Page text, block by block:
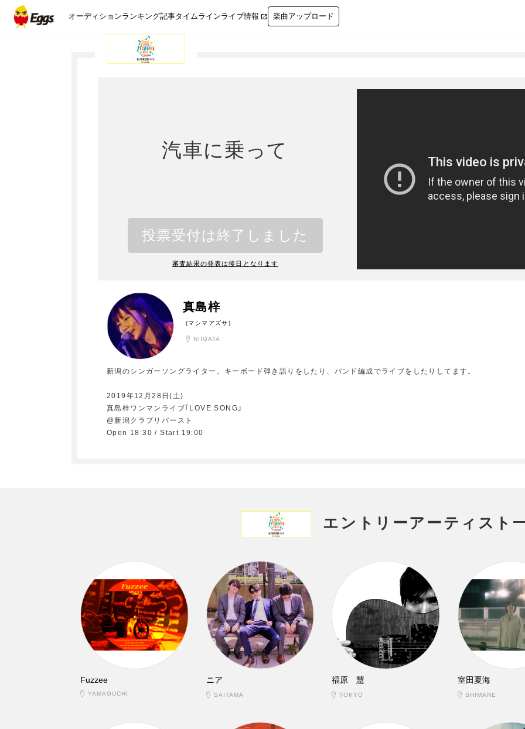
オーディションランキング記事タイムラインライブ情報  楽曲アップロード
汽車に乗って
投票受付は終了しました
審査結果の発表は後日となります
真島梓
(マシマアズサ)
NIIGATA
新潟のシンガーソングライター。キーボード弾き語りをしたり、バンド編成でライブをしたりしてます。
2019年12月28日(土)
真島梓ワンマンライブ｢LOVE SONG｣
@新潟クラブリバースト
Open 18:30 / Start 19:00
エントリーアーティスト
Fuzzee
YAMAGUCHI
ニア
SAITAMA
福原 慧
TOKYO
室田夏海
SHIMANE